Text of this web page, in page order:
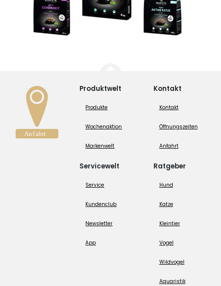
Produktwelt
Produkte
Wochenaktion
Markenwelt
Servicewelt
Service
Kundenclub
Newsletter
App
Kontakt
Kontakt
Öffnungszeiten
Anfahrt
Ratgeber
Hund
Katze
Kleintier
Vogel
Wildvogel
Aquaristik